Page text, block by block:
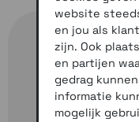
website
en jou als
zijn. Ook
en partijen
gedrag
informatie
mogelijk